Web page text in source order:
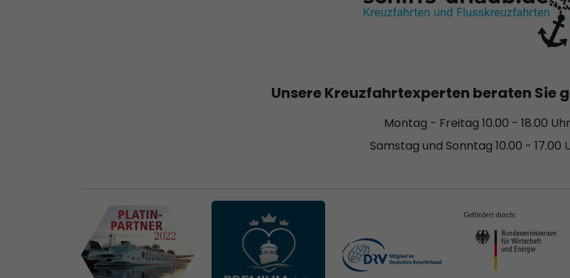
Unsere Kreuzfahrtexperten beraten Sie
Montag - Freitag 10.00 - 18.00 Uhr
Samstag und Sonntag 10.00 - 17.00